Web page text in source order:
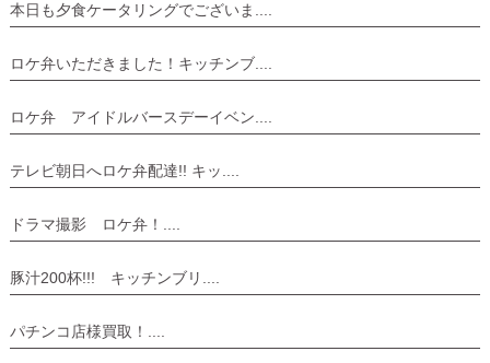
本日も夕食ケータリングでございま....
ロケ弁いただきました！キッチンブ....
ロケ弁 アイドルバースデーイベン....
テレビ朝日へロケ弁配達!! キッ....
ドラマ撮影 ロケ弁！....
豚汁200杯!!! キッチンブリ....
パチンコ店様買取！....